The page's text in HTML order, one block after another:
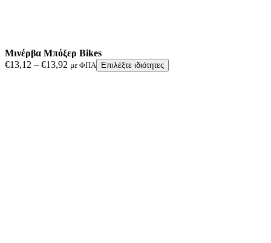
Μινέρβα Μπόξερ Bikes
€13,12 – €13,92 Price
με ΦΠΑ Επιλέξτε ιδιότητες